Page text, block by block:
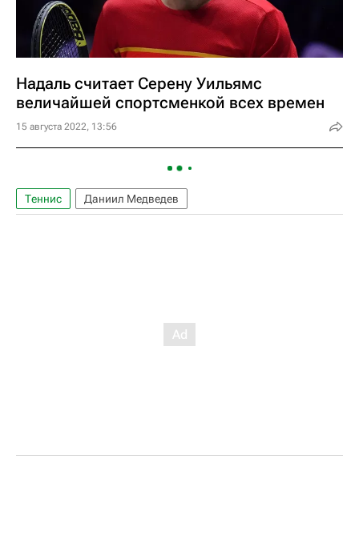
Надаль считает Серену Уильямс
величайшей спортсменкой всех времен
15 августа 2022, 13:56
Теннис Даниил Медведев